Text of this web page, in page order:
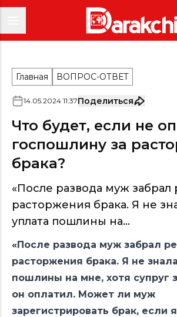
Главная ВОПРОС-ОТВЕТ
14.05.2024 11:37Поделиться
Что будет, если не
госпошлину за
брака?
«После развода муж
расторжения брака. Я не
уплата пошлины на...
«После развода муж забрал
расторжения брака. Я не
пошлины на мне, хотя супруг
он оплатил. Может ли муж
зарегистрировать брак, если